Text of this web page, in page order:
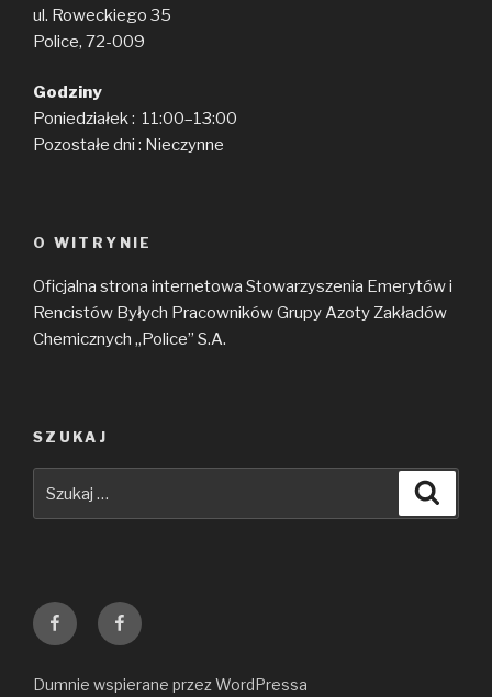
ul. Roweckiego 35
Police, 72-009
Godziny
Poniedziałek : 11:00–13:00
Pozostałe dni : Nieczynne
O WITRYNIE
Oficjalna strona internetowa Stowarzyszenia Emerytów i
Rencistów Byłych Pracowników Grupy Azoty Zakładów
Chemicznych „Police” S.A.
SZUKAJ
Grupa
Emerytów
Grupa
Azoty
Dumnie wspierane przez WordPressa